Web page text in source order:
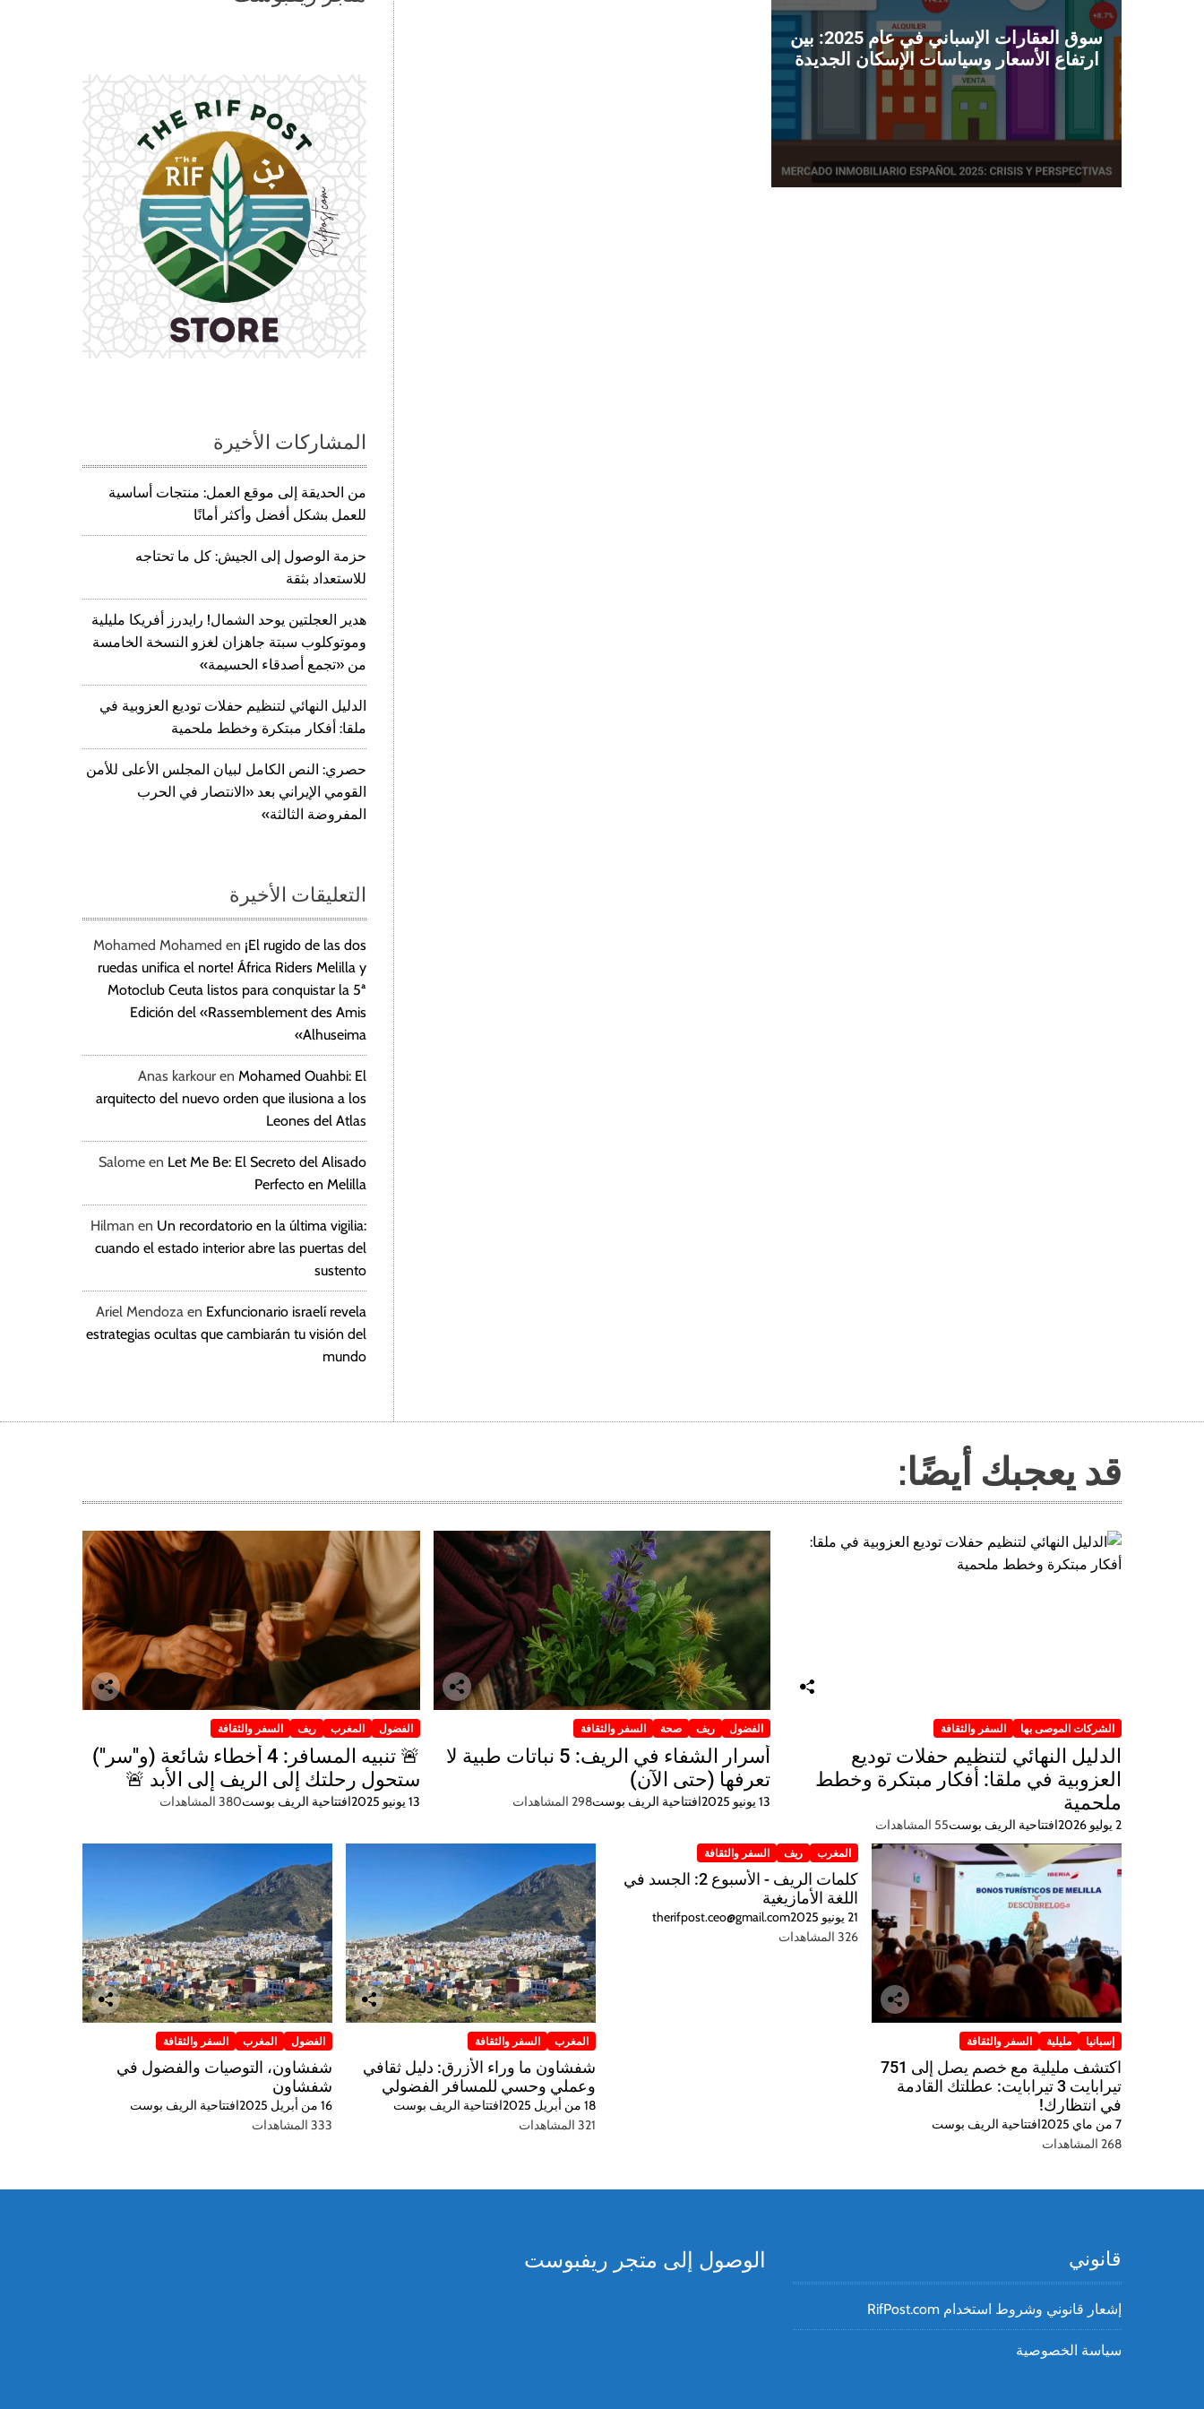
سوق العقارات الإسباني في عام 2025: بين
ارتفاع الأسعار وسياسات الإسكان الجديدة
المشاركات الأخيرة
من الحديقة إلى موقع العمل: منتجات أساسية
للعمل بشكل أفضل وأكثر أمانًا
حزمة الوصول إلى الجيش: كل ما تحتاجه
للاستعداد بثقة
هدير العجلتين يوحد الشمال! رايدرز أفريكا مليلية
وموتوكلوب سبتة جاهزان لغزو النسخة الخامسة
من «تجمع أصدقاء الحسيمة»
الدليل النهائي لتنظيم حفلات توديع العزوبية في
ملقا: أفكار مبتكرة وخطط ملحمية
حصري: النص الكامل لبيان المجلس الأعلى للأمن
القومي الإيراني بعد «الانتصار في الحرب
المفروضة الثالثة»
التعليقات الأخيرة
Mohamed Mohamed en ¡El rugido de las dos
ruedas unifica el norte! África Riders Melilla y
Motoclub Ceuta listos para conquistar la 5ª
Edición del «Rassemblement des Amis
Alhuseima»
Anas karkour en Mohamed Ouahbi: El
arquitecto del nuevo orden que ilusiona a los
Leones del Atlas
Salome en Let Me Be: El Secreto del Alisado
Perfecto en Melilla
Hilman en Un recordatorio en la última vigilia:
cuando el estado interior abre las puertas del
sustento
Ariel Mendoza en Exfuncionario israelí revela
estrategias ocultas que cambiarán tu visión del
mundo
قد يعجبك أيضًا:
الشركات الموصى بها السفر والثقافة
الدليل النهائي لتنظيم حفلات توديع
العزوبية في ملقا: أفكار مبتكرة وخطط
ملحمية
2 يوليو 2026 افتتاحية الريف بوست55 المشاهدات
الفضول ريف صحة السفر والثقافة
أسرار الشفاء في الريف: 5 نباتات طبية لا
تعرفها (حتى الآن)
13 يونيو 2025 افتتاحية الريف بوست298 المشاهدات
الفضول المغرب ريف السفر والثقافة
🚨 تنبيه المسافر: 4 أخطاء شائعة (و"سر")
ستحول رحلتك إلى الريف إلى الأبد 🚨
13 يونيو 2025 افتتاحية الريف بوست380 المشاهدات
إسبانيا مليلية السفر والثقافة
اكتشف مليلية مع خصم يصل إلى 751
تيرابايت 3 تيرابايت: عطلتك القادمة
في انتظارك!
7 من ماي 2025
افتتاحية الريف بوست
268 المشاهدات
المغرب ريف السفر والثقافة
كلمات الريف - الأسبوع 2: الجسد في
اللغة الأمازيغية
21 يونيو 2025
therifpost.ceo@gmail.com
326 المشاهدات
المغرب السفر والثقافة
شفشاون ما وراء الأزرق: دليل ثقافي
وعملي وحسي للمسافر الفضولي
18 من أبريل 2025
افتتاحية الريف بوست
321 المشاهدات
الفضول المغرب السفر والثقافة
شفشاون، التوصيات والفضول في
شفشاون
16 من أبريل 2025
افتتاحية الريف بوست
333 المشاهدات
قانوني
إشعار قانوني وشروط استخدام RifPost.com
سياسة الخصوصية
الوصول إلى متجر ريفبوست